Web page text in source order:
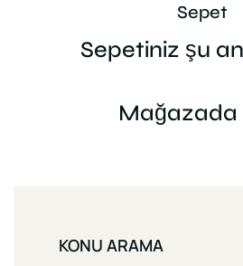
Sepet
Sepetiniz şu
Mağazada
KONU ARAMA